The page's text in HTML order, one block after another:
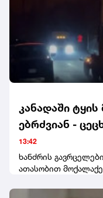
გაიხსნება საზღვაო
კანადაში
ებრძვიან -
მეტი
13:42
ხანძრის
ათასობით
მოიცვა და არაერთ